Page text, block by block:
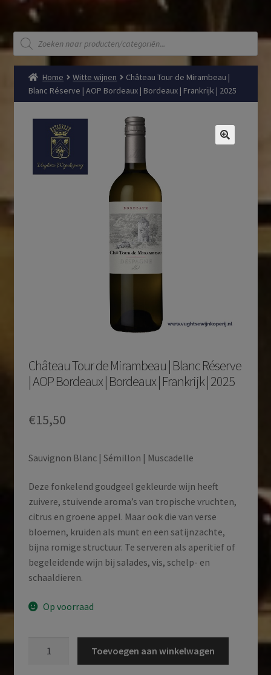
Producten
zoeken
Home Witte wijnen
Château Tour de Mirambeau |
Blanc Réserve | AOP Bordeaux | Bordeaux | Frankrijk | 2025
Château Tour de Mirambeau | Blanc Réserve
| AOP Bordeaux | Bordeaux | Frankrijk | 2025
€15,50
Sauvignon Blanc | Sémillon | Muscadelle
Deze fonkelend goudgeel gekleurde wijn heeft
zuivere, stuivende aroma’s van tropische vruchten,
citrus en groene appel. Maar ook die van verse
bloemen, kruiden als munt en een satijnzachte,
bijna romige structuur. Te serveren als aperitief of
begeleidende wijn bij salades, vis, schelp- en
schaaldieren.
Op voorraad
Toevoegen aan winkelwagen